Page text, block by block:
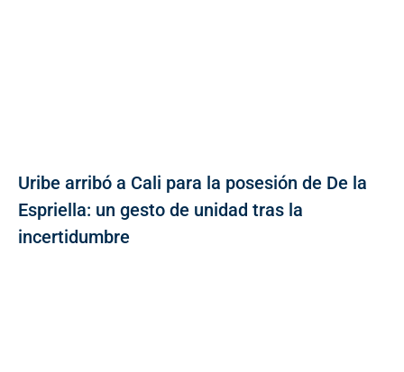
Uribe arribó a Cali para la posesión de De la
Espriella: un gesto de unidad tras la
incertidumbre